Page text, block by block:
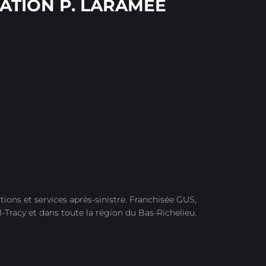
P. LARAMÉE
et services après-sinistre. Franchisée GUS,
et dans toute la région du Bas-Richelieu.